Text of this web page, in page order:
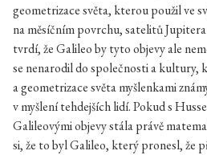
geometrizace světa, kterou použil ve
na měsíčním povrchu, satelitů
tvrdí, že Galileo by tyto objevy ale
se nenarodil do společnosti a kultury,
a geometrizace světa myšlenkami
v myšlení tehdejších lidí. Pokud s
Galileovými objevy stála právě
si, že to byl Galileo, který pronesl, že